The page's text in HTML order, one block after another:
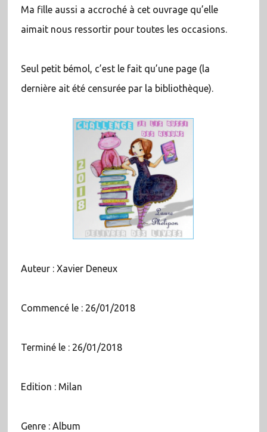
Ma fille aussi a accroché à cet ouvrage qu’elle
aimait nous ressortir pour toutes les occasions.
Seul petit bémol, c’est le fait qu’une page (la
dernière ait été censurée par la bibliothèque).
Auteur : Xavier Deneux
Commencé le : 26/01/2018
Terminé le : 26/01/2018
Edition : Milan
Genre : Album